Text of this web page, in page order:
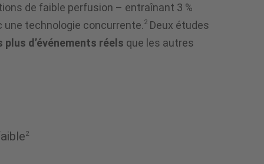
de faible perfusion – entraînant 3 %
une technologie concurrente.2 Deux études
plus d’événements réels que les autres
2